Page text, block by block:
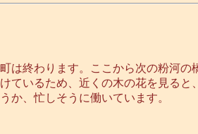
は終わります。ここから次の粉河の
ているため、近くの木の花を見る
か、忙しそうに働いています。